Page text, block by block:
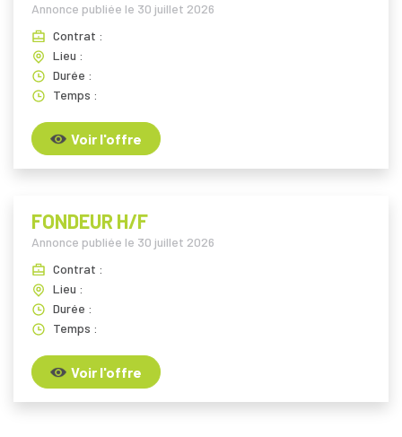
Annonce publiée le 30 juillet 2026
Contrat :
Lieu :
Durée :
Temps :
Voir l'offre
FONDEUR H/F
Annonce publiée le 30 juillet 2026
Contrat :
Lieu :
Durée :
Temps :
Voir l'offre